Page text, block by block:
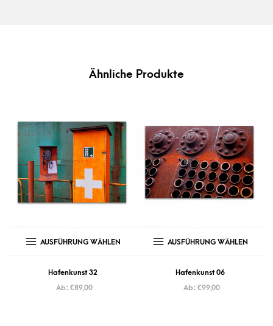
Ähnliche Produkte
AUSFÜHRUNG WÄHLEN
Hafenkunst 32
Ab: €89,00
AUSFÜHRUNG WÄHLEN
Hafenkunst 06
Ab: €99,00